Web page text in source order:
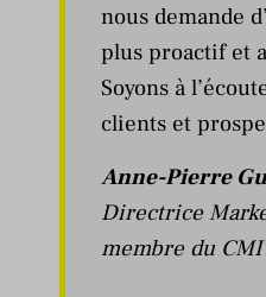
nous demande
plus proactif et
Soyons à
clients et
Anne-Pierre
Directrice
membre du